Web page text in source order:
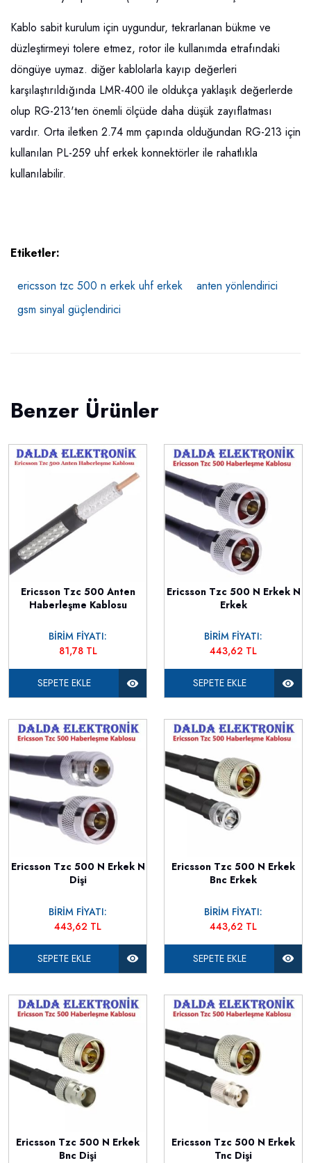
Kablo sabit kurulum için uygundur, tekrarlanan bükme ve
düzleştirmeyi tolere etmez, rotor ile kullanımda etrafındaki
döngüye uymaz. diğer kablolarla kayıp değerleri
karşılaştırıldığında LMR-400 ile oldukça yaklaşık değerlerde
olup RG-213'ten önemli ölçüde daha düşük zayıflatması
vardır. Orta iletken 2.74 mm çapında olduğundan RG-213 için
kullanılan PL-259 uhf erkek konnektörler ile rahatlıkla
kullanılabilir.
Etiketler:
ericsson tzc 500 n erkek uhf erkek
anten yönlendirici
gsm sinyal güçlendirici
Benzer Ürünler
Ericsson Tzc 500 Anten
Haberleşme Kablosu
BİRİM FİYATI:
81,78 TL
SEPETE EKLE
Ericsson Tzc 500 N Erkek N
Erkek
BİRİM FİYATI:
443,62 TL
SEPETE EKLE
Ericsson Tzc 500 N Erkek N
Dişi
BİRİM FİYATI:
443,62 TL
SEPETE EKLE
Ericsson Tzc 500 N Erkek
Bnc Erkek
BİRİM FİYATI:
443,62 TL
SEPETE EKLE
Ericsson Tzc 500 N Erkek
Bnc Dişi
Ericsson Tzc 500 N Erkek
Tnc Dişi